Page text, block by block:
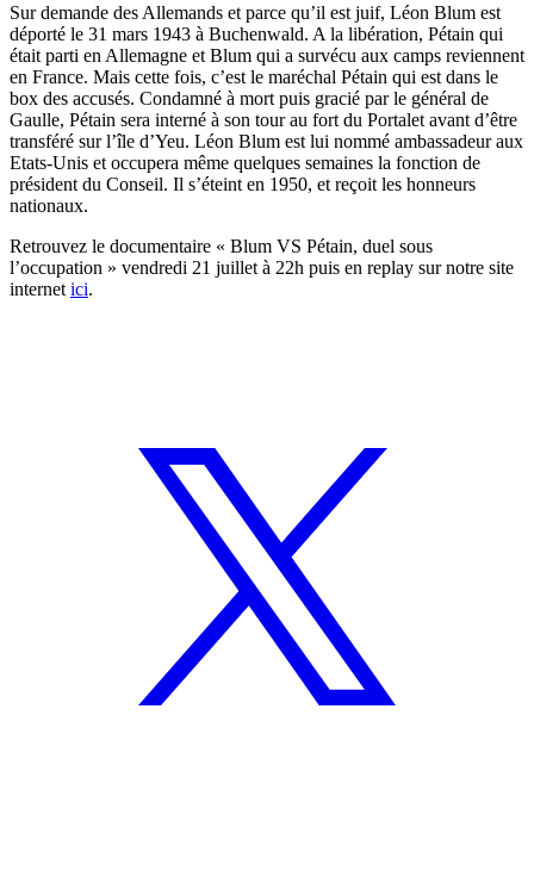
Sur demande des Allemands et parce qu’il est juif, Léon Blum est
déporté le 31 mars 1943 à Buchenwald. A la libération, Pétain qui
était parti en Allemagne et Blum qui a survécu aux camps reviennent
en France. Mais cette fois, c’est le maréchal Pétain qui est dans le
box des accusés. Condamné à mort puis gracié par le général de
Gaulle, Pétain sera interné à son tour au fort du Portalet avant d’être
transféré sur l’île d’Yeu. Léon Blum est lui nommé ambassadeur aux
Etats-Unis et occupera même quelques semaines la fonction de
président du Conseil. Il s’éteint en 1950, et reçoit les honneurs
nationaux.
Retrouvez le documentaire « Blum VS Pétain, duel sous
l’occupation » vendredi 21 juillet à 22h puis en replay sur notre site
internet ici.